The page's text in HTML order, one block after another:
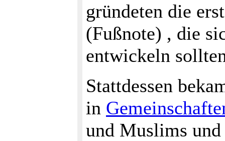
gründeten die
(Fußnote) , die
entwickeln
Stattdessen
in
und Muslims